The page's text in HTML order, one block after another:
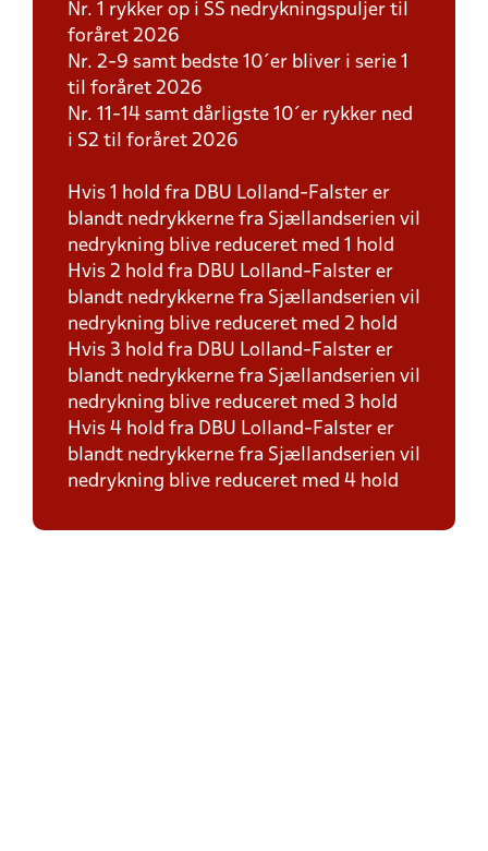
Nr. 1 rykker op i SS nedrykningspuljer til
foråret 2026
Nr. 2-9 samt bedste 10´er bliver i serie 1
til foråret 2026
Nr. 11-14 samt dårligste 10´er rykker ned
i S2 til foråret 2026
Hvis 1 hold fra DBU Lolland-Falster er
blandt nedrykkerne fra Sjællandserien vil
nedrykning blive reduceret med 1 hold
Hvis 2 hold fra DBU Lolland-Falster er
blandt nedrykkerne fra Sjællandserien vil
nedrykning blive reduceret med 2 hold
Hvis 3 hold fra DBU Lolland-Falster er
blandt nedrykkerne fra Sjællandserien vil
nedrykning blive reduceret med 3 hold
Hvis 4 hold fra DBU Lolland-Falster er
blandt nedrykkerne fra Sjællandserien vil
nedrykning blive reduceret med 4 hold